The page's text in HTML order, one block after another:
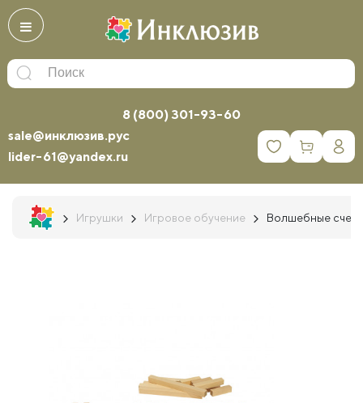
8 (800) 301-93-60
sale@инклюзив.рус
lider-61@yandex.ru
0
Игрушки Игровое обучение Волшебные